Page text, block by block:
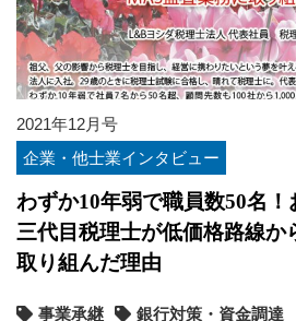
2021年12月号
企業・他士業インタビュー
わずか10年弱で職員数50名！
三代目税理士が低価格路線か
取り組んだ理由
事業承継 銀行対策・資金調達